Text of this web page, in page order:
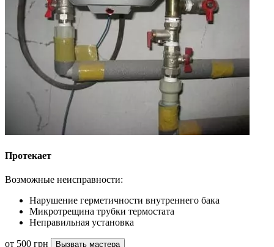
Протекает
Возможные неисправности:
Нарушение герметичности внутреннего бака
Микротрещина трубки термостата
Неправильная установка
от 500 грн Вызвать мастера